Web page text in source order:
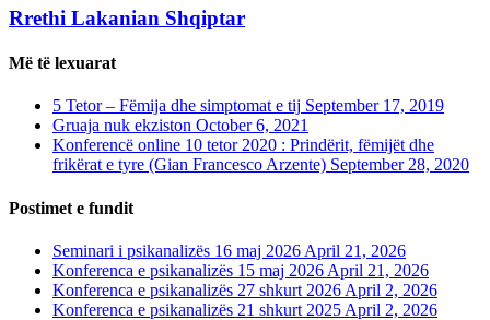
Rrethi Lakanian Shqiptar
Më të lexuarat
5 Tetor – Fëmija dhe simptomat e tij September 17, 2019
Gruaja nuk ekziston October 6, 2021
Konferencë online 10 tetor 2020 : Prindërit, fëmijët dhe
frikërat e tyre (Gian Francesco Arzente) September 28, 2020
Postimet e fundit
Seminari i psikanalizës 16 maj 2026 April 21, 2026
Konferenca e psikanalizës 15 maj 2026 April 21, 2026
Konferenca e psikanalizës 27 shkurt 2026 April 2, 2026
Konferenca e psikanalizës 21 shkurt 2025 April 2, 2026